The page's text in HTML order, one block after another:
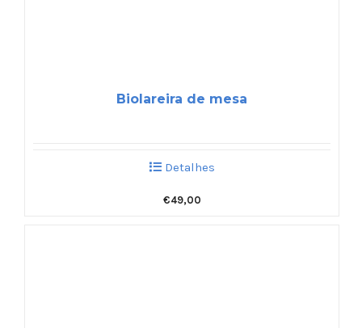
Biolareira de mesa
Detalhes
€49,00